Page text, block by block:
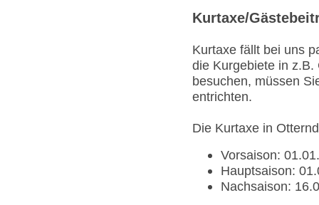
Kurtaxe/
Kurtaxe fällt bei uns
die Kurgebiete in
besuchen, müssen
entrichten.
Die Kurtaxe in
Vorsaison:
Hauptsaison:
Nachsaison: